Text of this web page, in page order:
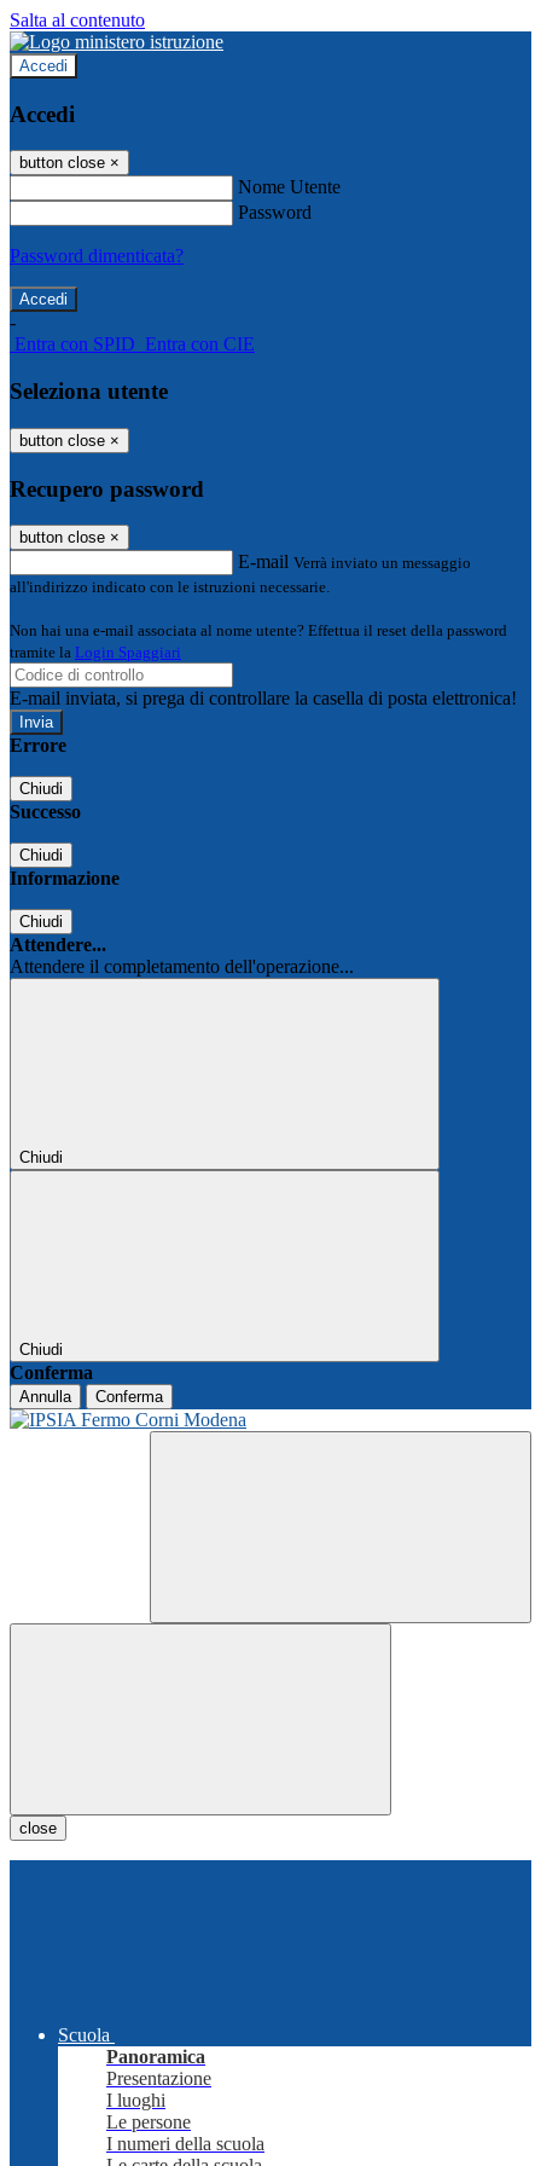
Salta al contenuto
Accedi
Accedi
button close ×
Nome Utente
Password
Password dimenticata?
-
Entra con SPID Entra con CIE
Seleziona utente
button close ×
Recupero password
button close ×
E-mail Verrà inviato un messaggio
all'indirizzo indicato con le istruzioni necessarie.
Non hai una e-mail associata al nome utente? Effettua il reset della password
tramite la Login Spaggiari
E-mail inviata, si prega di controllare la casella di posta elettronica!
Errore
Chiudi
Successo
Chiudi
Informazione
Chiudi
Attendere...
Attendere il completamento dell'operazione...
Chiudi
Chiudi
Conferma
Annulla Conferma
close
Scuola
Panoramica
Presentazione
I luoghi
Le persone
I numeri della scuola